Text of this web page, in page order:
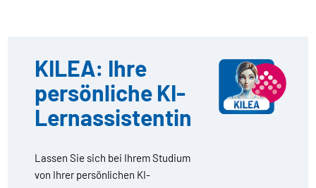
KILEA: Ihre
persönliche KI-
Lernassistentin
Lassen Sie sich bei Ihrem Studium
von Ihrer persönlichen KI-